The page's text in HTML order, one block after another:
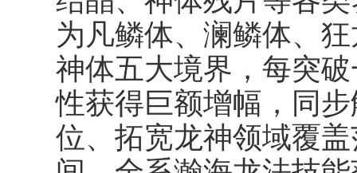
为凡鳞体、澜鳞体、
神体五大境界，每突
性获得巨额增幅，同
位、拓宽龙神领域覆